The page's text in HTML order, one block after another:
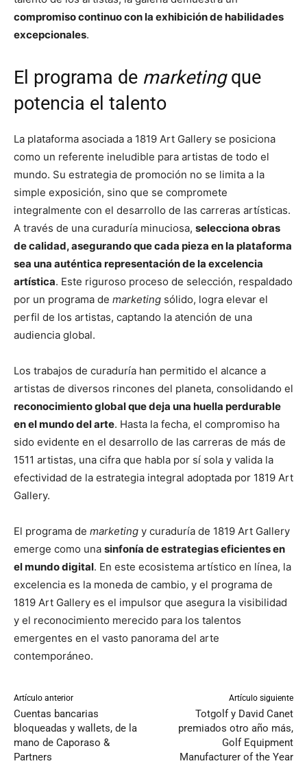
compromiso continuo con la exhibición de habilidades
excepcionales.
El programa de marketingque
potencia el talento
La plataforma asociada a 1819 Art Gallery se posiciona
como un referente ineludible para artistas de todo el
mundo. Su estrategia de promoción no se limita a la
simple exposición, sino que se compromete
integralmente con el desarrollo de las carreras artísticas.
A través de una curaduría minuciosa, selecciona obras
de calidad, asegurando que cada pieza en la plataforma
sea una auténtica representación de la excelencia
artística. Este riguroso proceso de selección, respaldado
por un programa de marketing sólido, logra elevar el
perfil de los artistas, captando la atención de una
audiencia global.
Los trabajos de curaduría han permitido el alcance a
artistas de diversos rincones del planeta, consolidando el
reconocimiento global que deja una huella perdurable
en el mundo del arte. Hasta la fecha, el compromiso ha
sido evidente en el desarrollo de las carreras de más de
1511 artistas, una cifra que habla por sí sola y valida la
efectividad de la estrategia integral adoptada por 1819 Art
Gallery.
El programa de marketing y curaduría de 1819 Art Gallery
emerge como una sinfonía de estrategias eficientes en
el mundo digital. En este ecosistema artístico en línea, la
excelencia es la moneda de cambio, y el programa de
1819 Art Gallery es el impulsor que asegura la visibilidad
y el reconocimiento merecido para los talentos
emergentes en el vasto panorama del arte
contemporáneo.
Artículo anterior
Cuentas bancarias
bloqueadas y wallets, de la
mano de Caporaso &
Partners
Artículo siguiente
Totgolf y David Canet
premiados otro año más,
Golf Equipment
Manufacturer of the Year